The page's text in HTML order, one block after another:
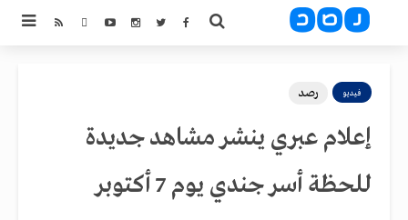
فيديو رصد
إعلام عبري ينشر مشاهد جديدة
للحظة أسر جندي يوم 7 أكتوبر